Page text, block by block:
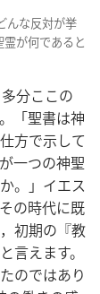
んな反対が挙
が何であると
分ここの
「聖書は神
方で示して
一つの神聖
。」イエス
の時代に既
初期の『教
言えます。
のではあり